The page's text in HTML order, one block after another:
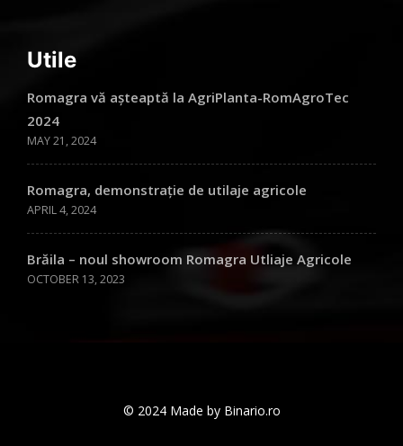
Utile
Romagra vă așteaptă la AgriPlanta-RomAgroTec
2024
MAY 21, 2024
Romagra, demonstrație de utilaje agricole
APRIL 4, 2024
Brăila – noul showroom Romagra Utliaje Agricole
OCTOBER 13, 2023
© 2024 Made by Binario.ro